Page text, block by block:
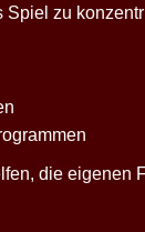
zu
die